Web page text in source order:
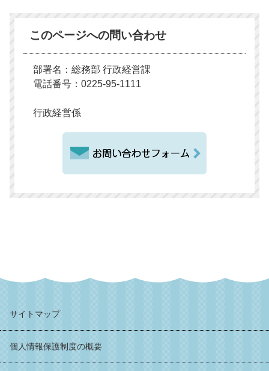
このページへの問い合わせ
部署名：総務部 行政経営課
電話番号：0225-95-1111
行政経営係
サイトマップ
個人情報保護制度の概要